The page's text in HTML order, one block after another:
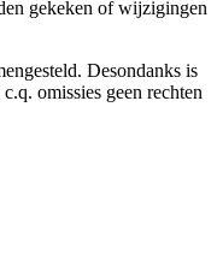
gekeken of wijzigingen
Desondanks is
omissies geen rechten